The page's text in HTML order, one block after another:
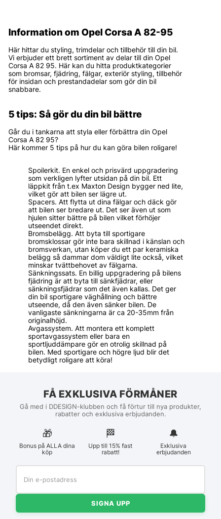
Information om Opel Corsa A 82-95
Här hittar du styling, trimdelar och tillbehör till din bil.
Vi erbjuder ett brett sortiment av delar till din Opel
Corsa A 82 95. Här kan du hitta produktkategorier
som bromsar, fjädring, fälgar, exteriör styling, tillbehör
för insidan och prestandadelar som gör din bil
snabbare.
5 tips: Så gör du din bil bättre
Går du i tankarna att styla eller förbättra din Opel
Corsa A 82 95?
Här kommer 5 tips på hur du kan göra bilen roligare!
Spoilerkit. En enkel och prisvärd uppgradering
som verkligen lyfter utsidan på din bil. Ett
läppkit från t.ex Maxton Design bygger ned lite,
vilket gör att bilen ser lägre ut.
Spacers. Att flytta ut dina fälgar och däck gör
att bilen ser bredare ut. Det ser även ut som
hjulen sitter bättre på bilen vilket förhöjer
utseendet direkt.
Bromsbelägg. Att byta till sportigare
bromsklossar gör inte bara skillnad i känslan och
bromsverkan, utan köper du ett par keramiska
belägg så dammar dom väldigt lite också, vilket
minskar tvättbehovet av fälgarna.
Sänkningssats. En billig uppgradering på bilens
fjädring är att byta till sänkfjädrar, eller
sänkningsfjädrar som det även kallas. Det ger
din bil sportigare väghållning och bättre
utseende, då den även sänker bilen. De
vanligaste sänkningarna är ca 20-35mm från
originalhöjd.
Avgassystem. Att montera ett komplett
sportavgassystem eller bara en
sportljuddämpare gör en otrolig skillnad på
bilen. Med sportigare och högre ljud blir det
betydligt roligare att köra!
FÅ EXKLUSIVA FÖRMÅNER
Gå med i DDESIGN-klubben och få förtur till nya produkter,
rabatter och exklusiva erbjudanden.
🎁
Bonus på ALLA dina
köp
🏁︎
Upp till 15% fast
rabatt!
🔔
Exklusiva
erbjudanden
SIGNA UPP